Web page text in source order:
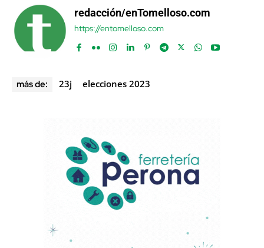
redacción/enTomelloso.com
https://entomelloso.com
más de: 23j elecciones 2023